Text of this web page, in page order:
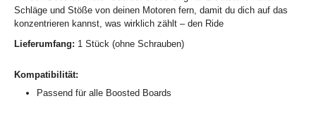
Schläge und Stöße von deinen Motoren fern, damit du dich auf das
konzentrieren kannst, was wirklich zählt – den Ride
Lieferumfang: 1 Stück (ohne Schrauben)
Kompatibilität:
Passend für alle Boosted Boards